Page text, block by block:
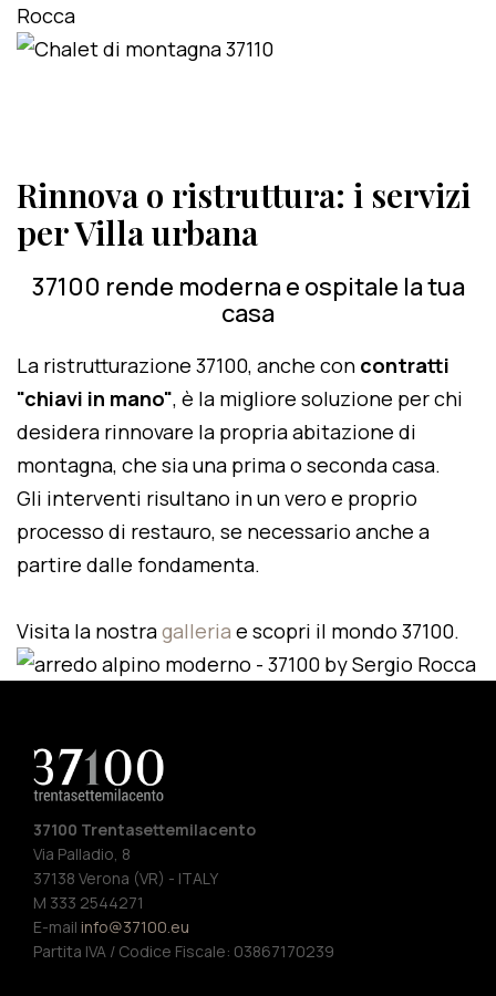
Rinnova o ristruttura: i servizi
per Villa urbana
37100 rende moderna e ospitale la tua
casa
La ristrutturazione 37100, anche con contratti
"chiavi in mano", è la migliore soluzione per chi
desidera rinnovare la propria abitazione di
montagna, che sia una prima o seconda casa.
Gli interventi risultano in un vero e proprio
processo di restauro, se necessario anche a
partire dalle fondamenta.
Visita la nostragalleria e scopri il mondo 37100.
37100 Trentasettemilacento
Via Palladio, 8
37138 Verona (VR) - ITALY
M 333 2544271
E-mail info@37100.eu
Partita IVA / Codice Fiscale: 03867170239